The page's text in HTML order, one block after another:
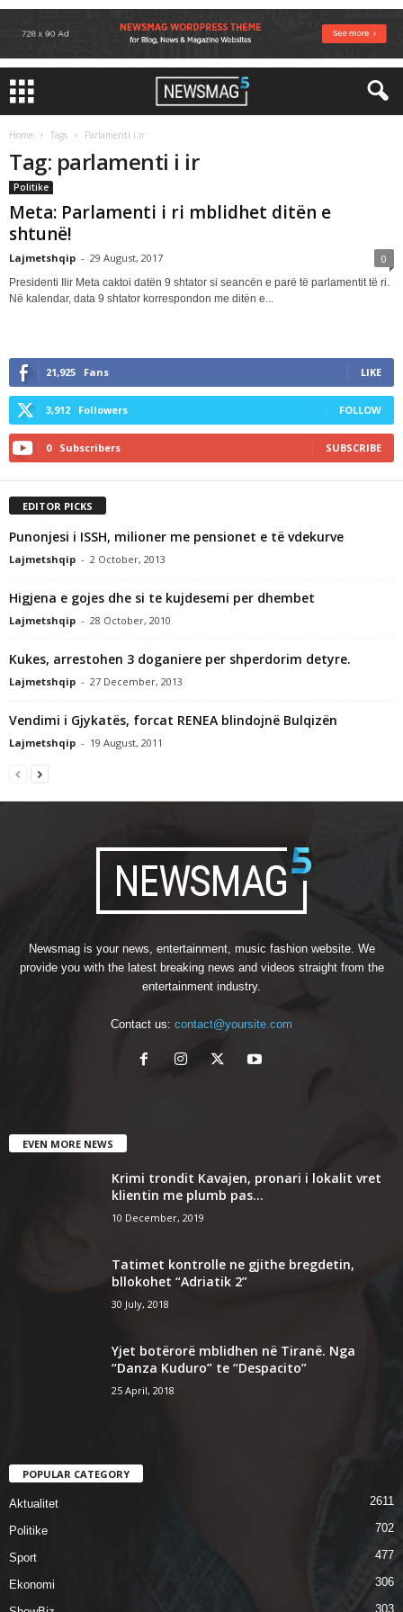
Home Tags Parlamenti i ir
Tag: parlamenti i ir
Politike
Meta: Parlamenti i ri mblidhet ditën e
shtunë!
Lajmetshqip - 29 August, 2017 0
Presidenti Ilir Meta caktoi datën 9 shtator si seancën e parë të parlamentit të ri.
Në kalendar, data 9 shtator korrespondon me ditën e...
21,925 Fans LIKE
3,912 Followers FOLLOW
0 Subscribers SUBSCRIBE
EDITOR PICKS
Punonjesi i ISSH, milioner me pensionet e të vdekurve
Lajmetshqip - 2 October, 2013
Higjena e gojes dhe si te kujdesemi per dhembet
Lajmetshqip - 28 October, 2010
Kukes, arrestohen 3 doganiere per shperdorim detyre.
Lajmetshqip - 27 December, 2013
Vendimi i Gjykatës, forcat RENEA blindojnë Bulqizën
Lajmetshqip - 19 August, 2011
Newsmag is your news, entertainment, music fashion website. We
provide you with the latest breaking news and videos straight from the
entertainment industry.
Contact us: contact@yoursite.com
EVEN MORE NEWS
Krimi trondit Kavajen, pronari i lokalit vret
klientin me plumb pas...
10 December, 2019
Tatimet kontrolle ne gjithe bregdetin,
bllokohet “Adriatik 2”
30 July, 2018
Yjet botërorë mblidhen në Tiranë. Nga
“Danza Kuduro” te “Despacito”
25 April, 2018
POPULAR CATEGORY
Aktualitet 2611
Politike 702
Sport 477
Ekonomi 306
303